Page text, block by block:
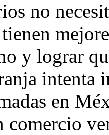
no
y lograr
intenta
en
comercio